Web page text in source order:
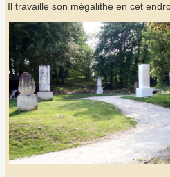
Il travaille son mégalithe en cet